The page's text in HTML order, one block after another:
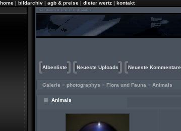
home|bildarchiv|agb & preise|dieter wertz|kontakt
Albenliste Neueste Uploads Neueste Kommentare
Galerie > photographys > Flora und Fauna > Animals
Animals